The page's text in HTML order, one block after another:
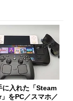
に入れた「Steam
をPC／スマホ／